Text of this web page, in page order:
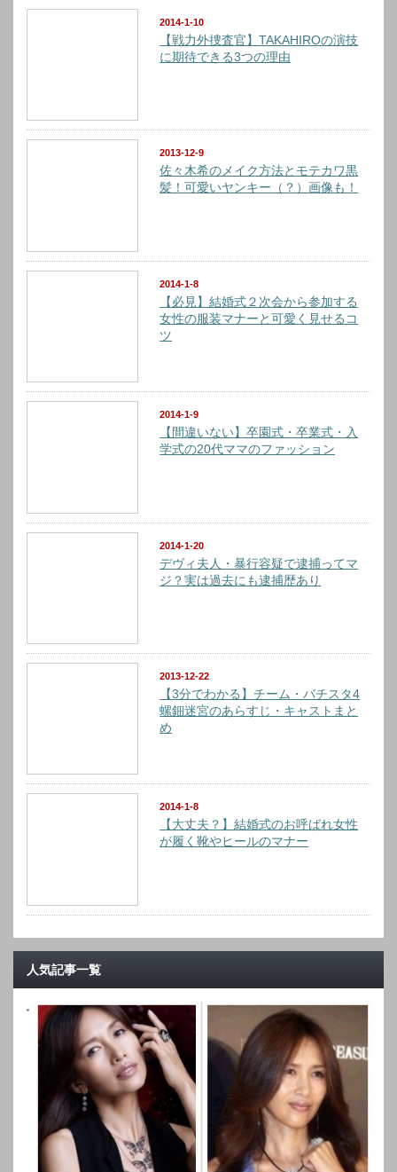
2014-1-10
【戦力外捜査官】TAKAHIROの演技
に期待できる3つの理由
2013-12-9
佐々木希のメイク方法とモテカワ黒
髪！可愛いヤンキー（？）画像も！
2014-1-8
【必見】結婚式２次会から参加する
女性の服装マナーと可愛く見せるコ
ツ
2014-1-9
【間違いない】卒園式・卒業式・入
学式の20代ママのファッション
2014-1-20
デヴィ夫人・暴行容疑で逮捕ってマ
ジ？実は過去にも逮捕歴あり
2013-12-22
【3分でわかる】チーム・バチスタ4
螺鈿迷宮のあらすじ・キャストまと
め
2014-1-8
【大丈夫？】結婚式のお呼ばれ女性
が履く靴やヒールのマナー
人気記事一覧